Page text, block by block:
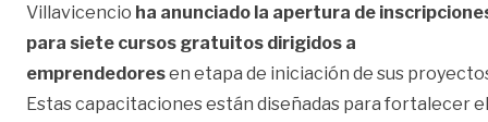
Villavicencio ha anunciado la apertura de
para siete cursos gratuitos dirigidos a
emprendedoresen etapa de iniciación de sus
Estas capacitaciones están diseñadas para fortalecer el